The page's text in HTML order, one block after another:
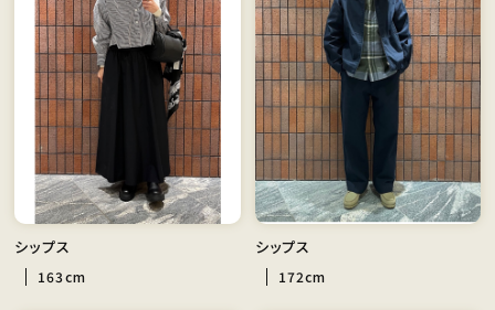
シップス
163cm
シップス
172cm